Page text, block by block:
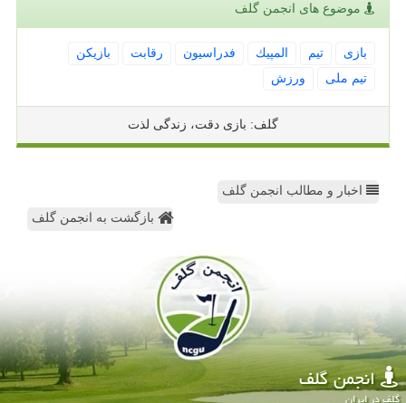
موضوع های انجمن گلف
بازی تیم المپیك فدراسیون رقابت
بازیكن
تیم ملی
ورزش
گلف: بازی دقت، زندگی لذت
اخبار و مطالب انجمن گلف
بازگشت به انجمن گلف
انجمن گلف
گلف در ایران